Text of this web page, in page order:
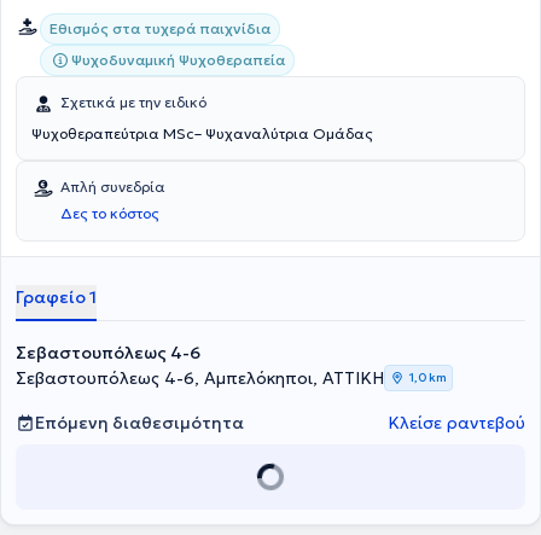
Εθισμός στα τυχερά παιχνίδια
Ψυχοδυναμική Ψυχοθεραπεία
Σχετικά με την ειδικό
Ψυχοθεραπεύτρια MSc– Ψυχαναλύτρια Ομάδας
Απλή συνεδρία
Δες το κόστος
Γραφείο 1
Σεβαστουπόλεως 4-6
Σεβαστουπόλεως 4-6, Αμπελόκηποι, ΑΤΤΙΚΗ
1,0 km
Επόμενη διαθεσιμότητα Κλείσε ραντεβού